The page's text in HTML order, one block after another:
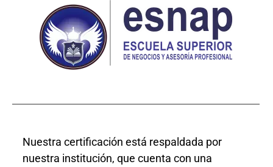
Nuestra certificación está respaldada por
nuestra institución, que cuenta con una